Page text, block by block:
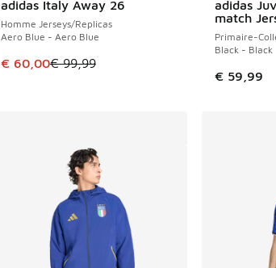
adidas Italy Away 26
Homme Jerseys/Replicas
Aero Blue - Aero Blue
Cet article est en promotion. Prix en baisse
€ 60,00€ 99,99
ÉCONOMISE 39 €
adidas
match
Primaire-
Black - Black
€ 59,99